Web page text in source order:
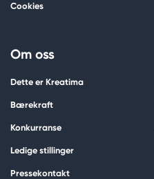
Cookies
Om oss
Dette er Kreatima
Bærekraft
Konkurranse
Ledige stillinger
Pressekontakt